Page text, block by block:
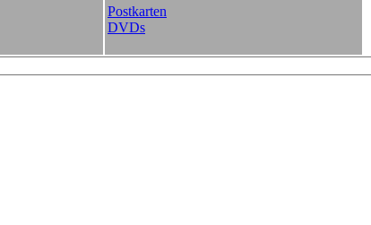
Postkarten
DVDs